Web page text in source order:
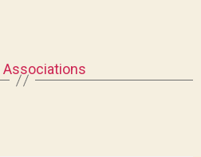
Associations